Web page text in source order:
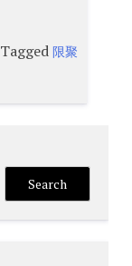
Tagged 限聚
Search